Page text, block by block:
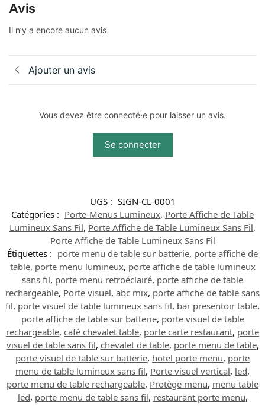
Avis
Il n’y a encore aucun avis
Ajouter un avis
Vous devez être connecté·e pour laisser un avis.
Se connecter
UGS : SIGN-CL-0001
Catégories : Porte-Menus Lumineux, Porte Affiche de Table
Lumineux Sans Fil, Porte Affiche de Table Lumineux Sans Fil,
Porte Affiche de Table Lumineux Sans Fil
Étiquettes : porte menu de table sur batterie, porte affiche de
table, porte menu lumineux, porte affiche de table lumineux
sans fil, porte menu retroéclairé, porte affiche de table
rechargeable, Porte visuel, abc mix, porte affiche de table sans
fil, porte visuel de table lumineux sans fil, bar presentoir table,
porte affiche de table sur batterie, porte visuel de table
rechargeable, café chevalet table, porte carte restaurant, porte
visuel de table sans fil, chevalet de table, porte menu de table,
porte visuel de table sur batterie, hotel porte menu, porte
menu de table lumineux sans fil, Porte visuel vertical, led,
porte menu de table rechargeable, Protège menu, menu table
led, porte menu de table sans fil, restaurant porte menu,